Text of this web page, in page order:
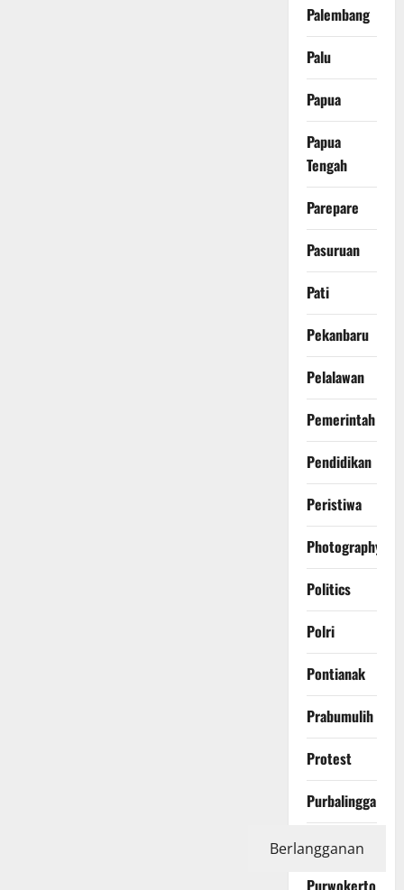
Palembang
Palu
Papua
Papua
Tengah
Parepare
Pasuruan
Pati
Pekanbaru
Pelalawan
Pemerintah
Pendidikan
Peristiwa
Photography
Politics
Polri
Pontianak
Prabumulih
Protest
Purbalingga
Purwakarta
Berlangganan